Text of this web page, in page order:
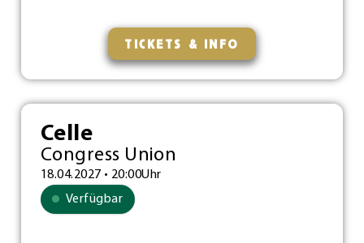
TICKETS & INFO
Celle
Congress Union
18.04.2027 • 20:00Uhr
Verfügbar